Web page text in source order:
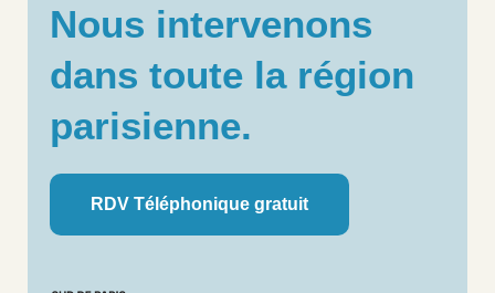
Nous intervenons
dans toute la région
parisienne.
RDV Téléphonique gratuit